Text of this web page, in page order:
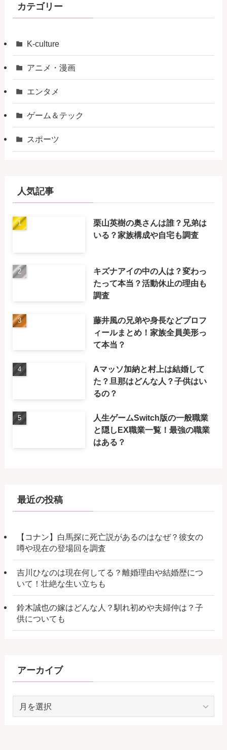
カテゴリー
K-culture
アニメ・漫画
エンタメ
ゲーム＆テック
スポーツ
人気記事
栗山英樹の奥さんは誰？兄弟は
いる？家族構成や自宅も調査
キズナアイの中の人は？変わっ
たって本当？活動休止の理由も
調査
藤井風の兄弟や身長などプロフ
ィールまとめ！家族全員美形っ
て本当？
Aマッソ加納と村上は結婚して
た？旦那はどんな人？子供はい
るの？
人生ゲームSwitch版の一般職業
と隠しEX職業一覧！最強の職業
はある？
最近の投稿
【コナン】白馬探に死亡説があるのはなぜ？彼女の
噂や現在の登場回を調査
吉川ひなのは現在何してる？離婚理由や結婚歴につ
いて！壮絶な生い立ちも
鈴木誠也の嫁はどんな人？馴れ初めや夫婦仲は？子
供についても
アーカイブ